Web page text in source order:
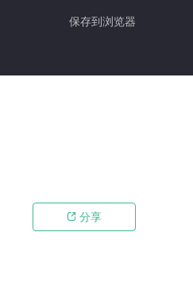
保存到浏览器
 分享